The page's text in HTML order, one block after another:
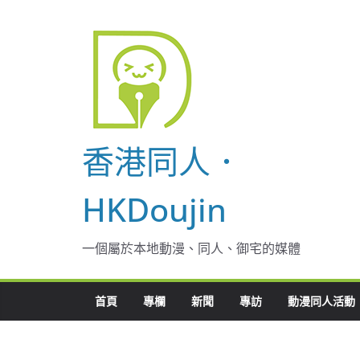
香港同人．
HKDoujin
一個屬於本地動漫、同人、御宅的媒體
首頁 專欄 新聞 專訪 動漫同人活動